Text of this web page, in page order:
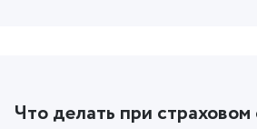
Что делать при страховом